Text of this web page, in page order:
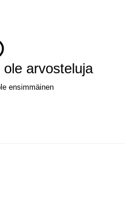
arvosteluja
ensimmäinen